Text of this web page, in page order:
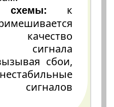
схемы:
к
сигнала
сбои,